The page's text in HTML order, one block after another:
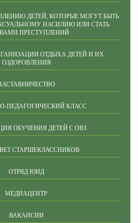
ДЕТЕЙ, КОТОРЫЕ МОГУТ БЫТЬ
НАСИЛИЮ ИЛИ СТАТЬ
ПРЕСТУПЛЕНИЙ
ОТДЫХА ДЕТЕЙ И ИХ
ОЗДОРОВЛЕНИЯ
ПЕДАГОГИЧЕСКИЙ КЛАСС
ОБУЧЕНИЯ ДЕТЕЙ С ОВЗ
СТАРШЕКЛАССНИКОВ
ОТРЯД ЮИД
МЕДИАЦЕНТР
ВАКАНСИИ